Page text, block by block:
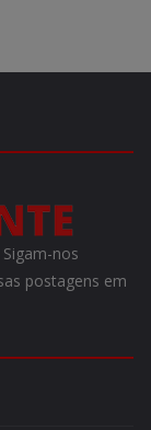
nos
postagens em